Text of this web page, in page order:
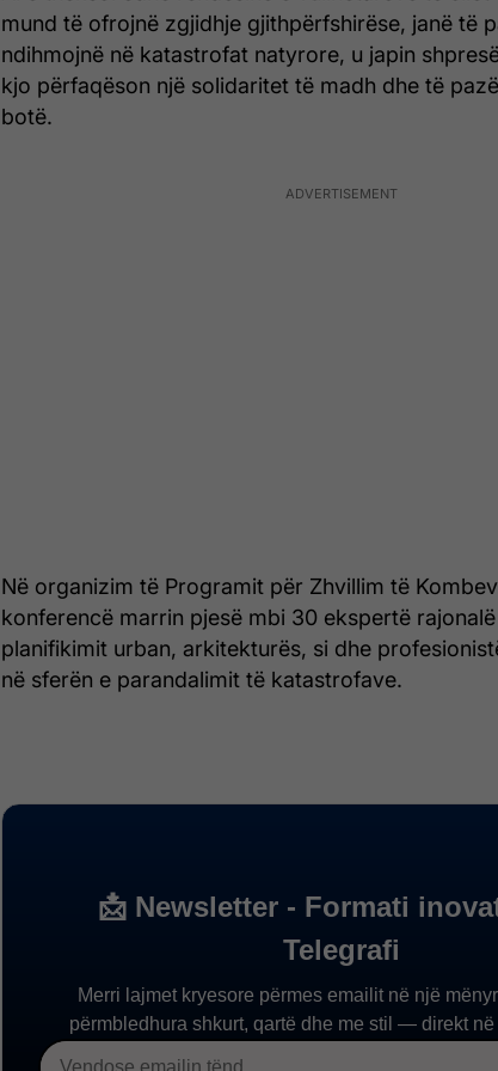
mund të ofrojnë zgjidhje gjithpërfshirëse, janë të
ndihmojnë në katastrofat natyrore, u japin
kjo përfaqëson një solidaritet të madh dhe të
botë.
Në organizim të Programit për Zhvillim të
konferencë marrin pjesë mbi 30 ekspertë
planifikimit urban, arkitekturës, si dhe
në sferën e parandalimit të katastrofave.